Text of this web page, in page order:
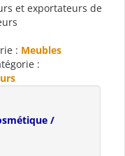
et exportateurs de
: Meubles
:
/